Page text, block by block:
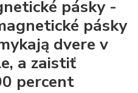
pásky -
pásky
dvere v
a zaistiť
percent